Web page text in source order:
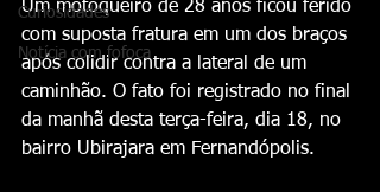
Curiosidades
Notícia com fofoca
Um motoqueiro de 28 anos ficou ferido
com suposta fratura em um dos braços
após colidir contra a lateral de um
caminhão. O fato foi registrado no final
da manhã desta terça-feira, dia 18, no
bairro Ubirajara em Fernandópolis.